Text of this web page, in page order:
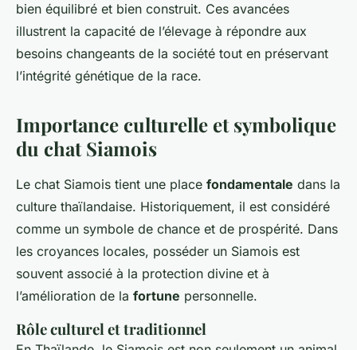
bien équilibré et bien construit. Ces avancées
illustrent la capacité de l’élevage à répondre aux
besoins changeants de la société tout en préservant
l’intégrité génétique de la race.
Importance culturelle et symbolique
du chat Siamois
Le chat Siamois tient une place fondamentale dans la
culture thaïlandaise. Historiquement, il est considéré
comme un symbole de chance et de prospérité. Dans
les croyances locales, posséder un Siamois est
souvent associé à la protection divine et à
l’amélioration de la fortune personnelle.
Rôle culturel et traditionnel